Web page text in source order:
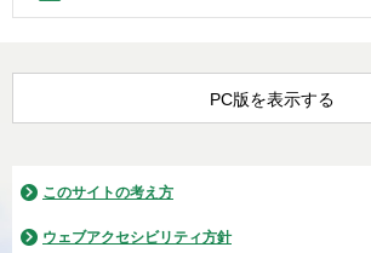
PC版を表示する
このサイトの考え方
ウェブアクセシビリティ方針